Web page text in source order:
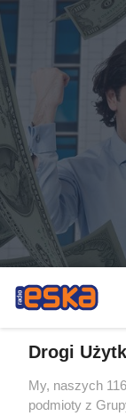
Drogi
My, naszych
podmioty z